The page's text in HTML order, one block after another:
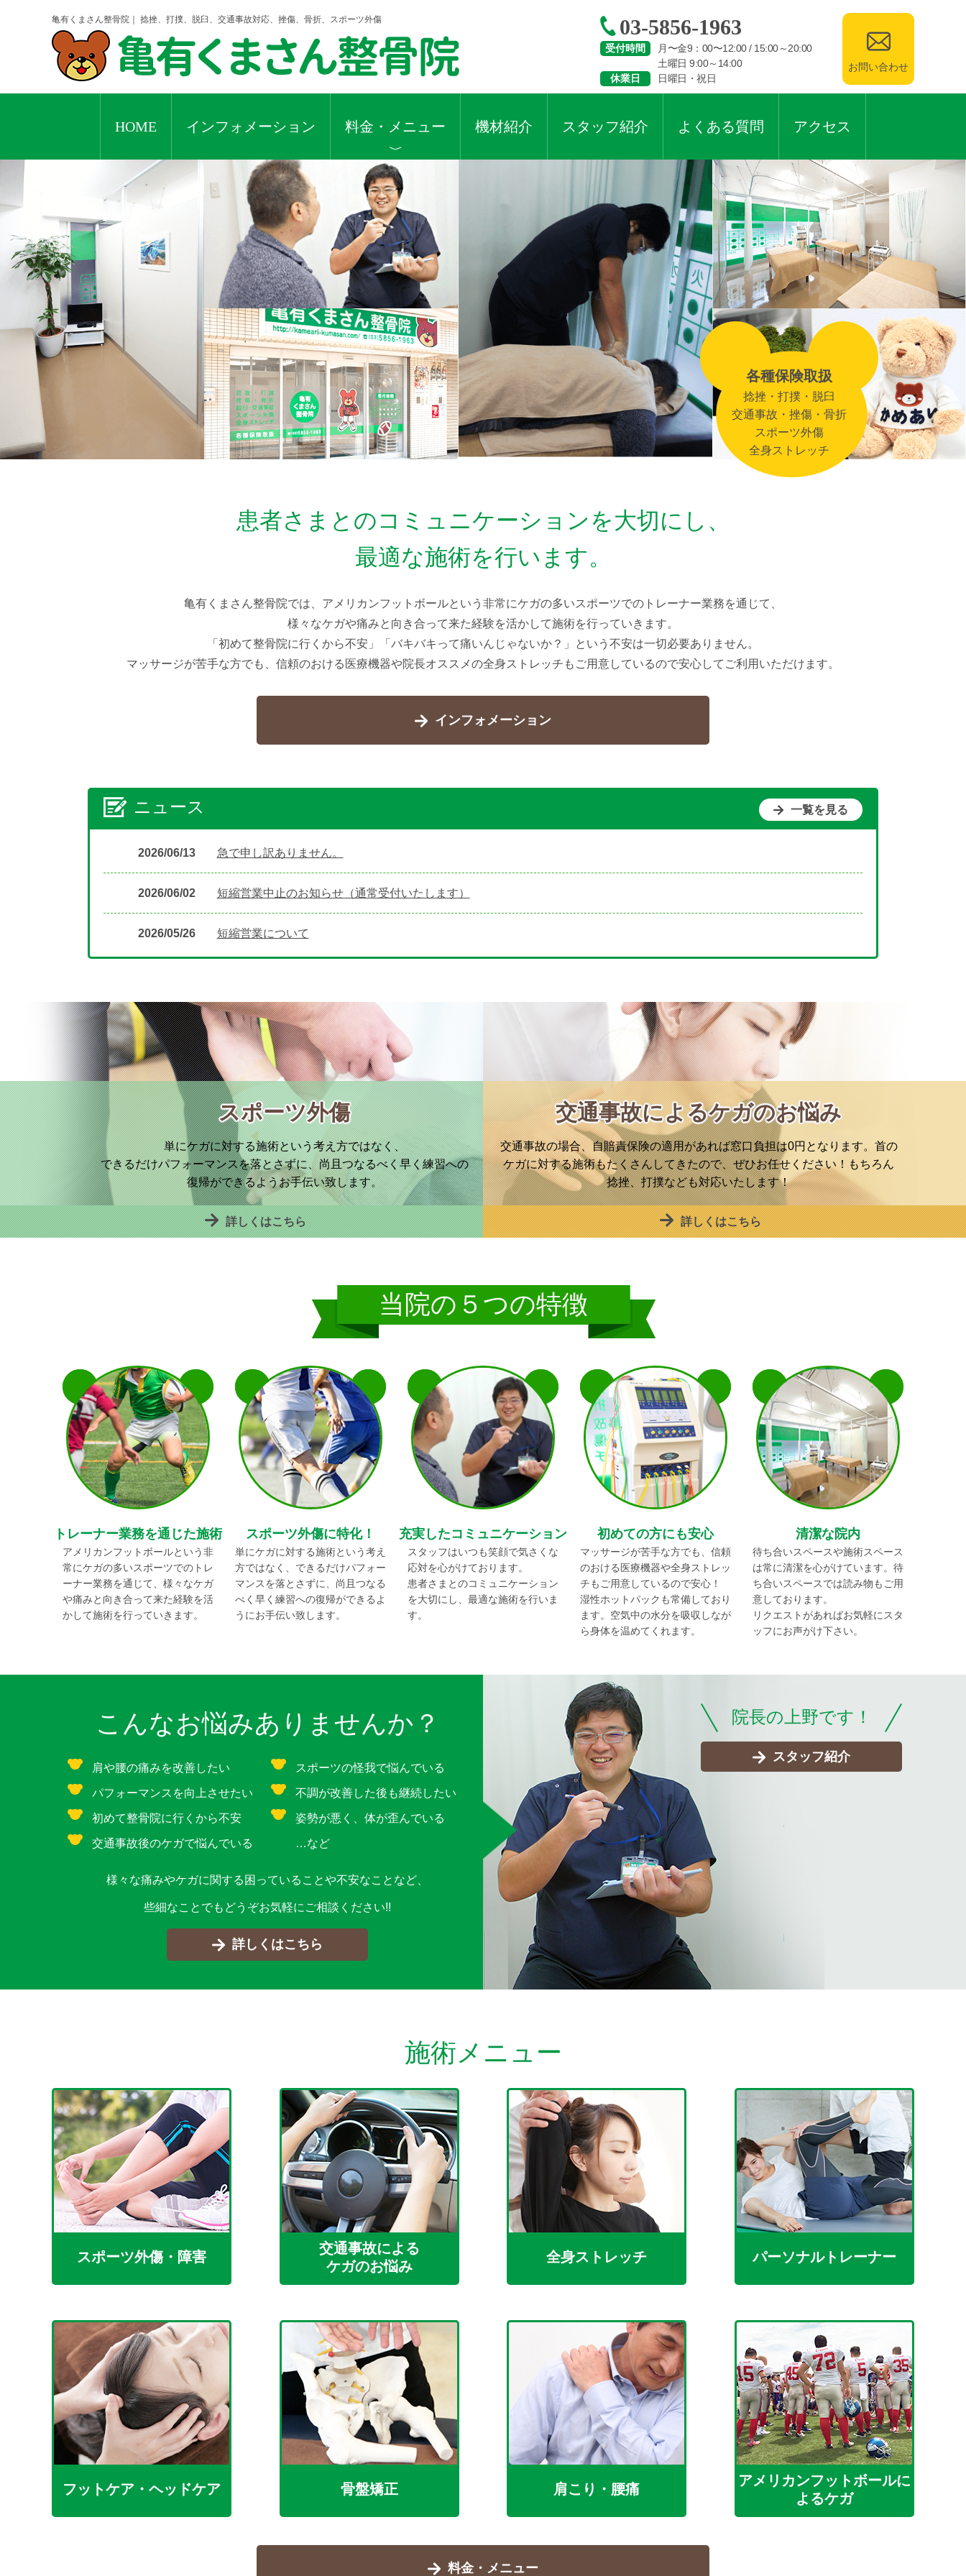
亀有くまさん整骨院｜ 捻挫、打撲、脱臼、交通事故対応、挫傷、骨折、スポーツ外傷 03-5856-1963
受付時間
月〜金9：00〜12:00 / 15:00～20:00
土曜日 9:00～14:00
休業日
日曜日・祝日
お問い合わせ
HOME インフォメーション 料金・メニュー 機材紹介 スタッフ紹介 よくある質問 アクセス
各種保険取扱
捻挫・打撲・脱臼
交通事故・挫傷・骨折
スポーツ外傷
全身ストレッチ
患者さまとのコミュニケーションを大切にし、
最適な施術を行います。
亀有くまさん整骨院では、アメリカンフットボールという非常にケガの多いスポーツでのトレーナー業務を通じて、
様々なケガや痛みと向き合って来た経験を活かして施術を行っていきます。
「初めて整骨院に行くから不安」「バキバキって痛いんじゃないか？」という不安は一切必要ありません。
マッサージが苦手な方でも、信頼のおける医療機器や院長オススメの全身ストレッチもご用意しているので安心してご利用いただけます。
インフォメーション
ニュース 一覧を見る
2026/06/13 急で申し訳ありません。
2026/06/02 短縮営業中止のお知らせ（通常受付いたします）
2026/05/26 短縮営業について
スポーツ外傷
単にケガに対する施術という考え方ではなく、
できるだけパフォーマンスを落とさずに、尚且つなるべく早く練習への
復帰ができるようお手伝い致します。
詳しくはこちら
交通事故によるケガのお悩み
交通事故の場合、自賠責保険の適用があれば窓口負担は0円となります。首の
ケガに対する施術もたくさんしてきたので、ぜひお任せください！もちろん
捻挫、打撲なども対応いたします！
詳しくはこちら
当院の５つの特徴
トレーナー業務を通じた施術
アメリカンフットボールという非
常にケガの多いスポーツでのトレ
ーナー業務を通じて、様々なケガ
や痛みと向き合って来た経験を活
かして施術を行っていきます。
スポーツ外傷に特化！
単にケガに対する施術という考え
方ではなく、できるだけパフォー
マンスを落とさずに、尚且つなる
べく早く練習への復帰ができるよ
うにお手伝い致します。
充実したコミュニケーション
スタッフはいつも笑顔で気さくな
応対を心がけております。
患者さまとのコミュニケーション
を大切にし、最適な施術を行いま
す。
初めての方にも安心
マッサージが苦手な方でも、信頼
のおける医療機器や全身ストレッ
チもご用意しているので安心！
湿性ホットパックも常備しており
ます。空気中の水分を吸収しなが
ら身体を温めてくれます。
清潔な院内
待ち合いスペースや施術スペース
は常に清潔を心がけています。待
ち合いスペースでは読み物もご用
意しております。
リクエストがあればお気軽にスタ
ッフにお声がけ下さい。
こんなお悩みありませんか？
肩や腰の痛みを改善したい スポーツの怪我で悩んでいる
パフォーマンスを向上させたい 不調が改善した後も継続したい
初めて整骨院に行くから不安 姿勢が悪く、体が歪んでいる
交通事故後のケガで悩んでいる …など
様々な痛みやケガに関する困っていることや不安なことなど、
些細なことでもどうぞお気軽にご相談ください!!
詳しくはこちら
院長の上野です！
スタッフ紹介
施術メニュー
スポーツ外傷・障害
交通事故による
ケガのお悩み
全身ストレッチ パーソナルトレーナー
フットケア・ヘッドケア 骨盤矯正 肩こり・腰痛
アメリカンフットボールに
よるケガ
料金・メニュー